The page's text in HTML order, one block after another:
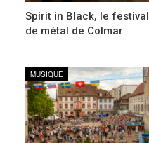
Spirit in Black, le festival
de métal de Colmar
MUSIQUE